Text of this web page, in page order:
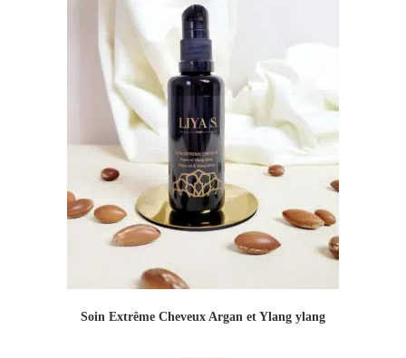
Soin Extrême Cheveux Argan et Ylang ylang